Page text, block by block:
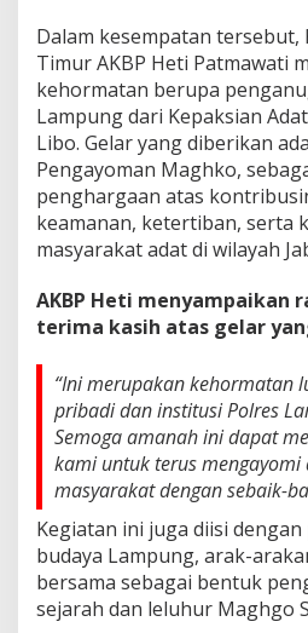
Dalam kesempatan tersebut,
Timur AKBP Heti Patmawati
kehormatan berupa
Lampung dari Kepaksian
Libo. Gelar yang diberikan
Pengayoman Maghko,
penghargaan atas
keamanan, ketertiban, serta
masyarakat adat di wilayah
AKBP Heti menyampaikan
terima kasih atas gelar
“Ini merupakan kehormatan
pribadi dan institusi Polres
Semoga amanah ini dapat
kami untuk terus mengayomi
masyarakat dengan sebaik-
Kegiatan ini juga diisi
budaya Lampung, arak-
bersama sebagai bentuk
sejarah dan leluhur Maghgo